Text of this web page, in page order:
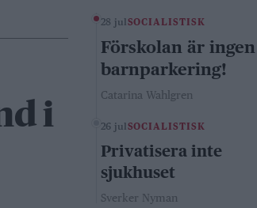
i
28 jul SOCIALISTISK
Förskolan är ingen
barnparkering!
Catarina Wahlgren
26 jul SOCIALISTISK
Privatisera inte
sjukhuset
Sverker Nyman